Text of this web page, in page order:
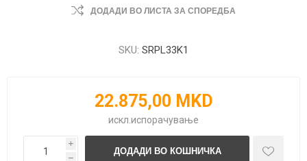
ДОДАДИ ВО ЛИСТА ЗА СПОРЕДБА
SKU: SRPL33K1
22.875,00 MKD
искл. испорачување
i
h